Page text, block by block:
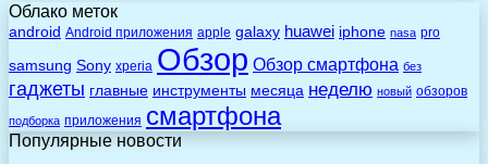
Облако меток
android Android приложения apple galaxy huawei iphone nasa pro
samsung Sony xperia Обзор Обзор смартфона без
гаджеты главные инструменты месяца неделю новый обзоров
подборка приложения смартфона
Популярные новости